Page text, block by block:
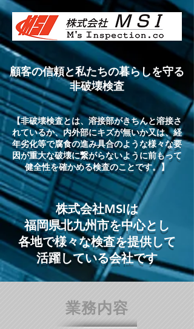
顧客の信頼と私たちの暮らしを守る
非破壊検査
【非破壊検査とは、溶接部がきちんと溶接さ
れているか、内外部にキズが無いか又は、経
年劣化等で腐食の進み具合のような様々な要
因が重大な破壊に繋がらないように前もって
健全性を確かめる検査のことです。】
株式会社MSIは
福岡県北九州市を中心とし
各地で様々な検査を提供して
​活躍している会社です
業務内容